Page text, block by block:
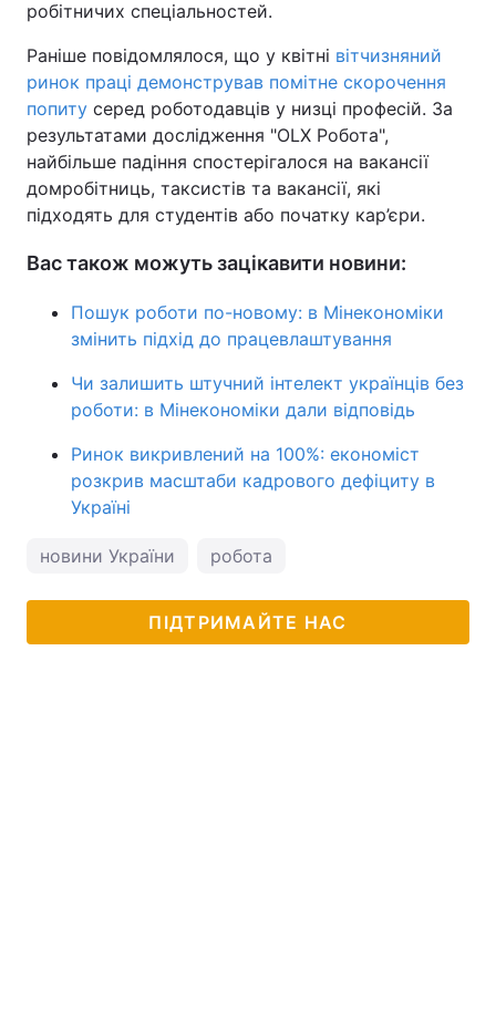
робітничих спеціальностей.
Раніше повідомлялося, що у квітні вітчизняний
ринок праці демонстрував помітне скорочення
попиту серед роботодавців у низці професій. За
результатами дослідження "OLX Робота",
найбільше падіння спостерігалося на вакансії
домробітниць, таксистів та вакансії, які
підходять для студентів або початку кар’єри.
Вас також можуть зацікавити новини:
Пошук роботи по-новому: в Мінекономіки
змінить підхід до працевлаштування
Чи залишить штучний інтелект українців без
роботи: в Мінекономіки дали відповідь
Ринок викривлений на 100%: економіст
розкрив масштаби кадрового дефіциту в
Україні
новини України робота
ПІДТРИМАЙТЕ НАС